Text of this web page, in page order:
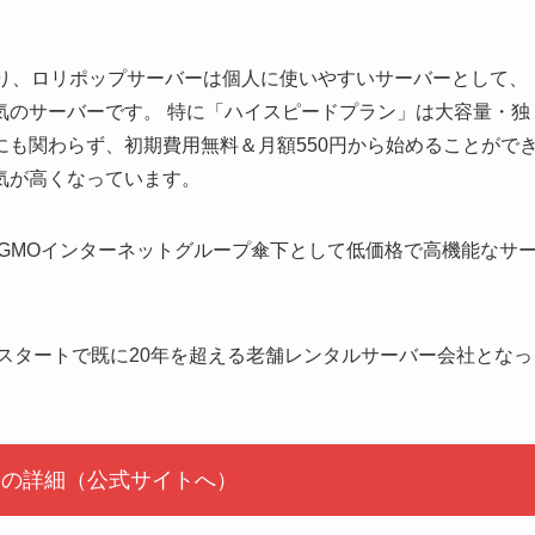
ロリポップサーバーは個人に使いやすいサーバーとして、
サーバーです。 特に「ハイスピードプラン」は大容量・独
関わらず、初期費用無料＆月額550円から始めることがで
高くなっています。
インターネットグループ傘下として低価格で高機能なサ
ートで既に20年を超える老舗レンタルサーバー会社となっ
詳細（公式サイトへ）